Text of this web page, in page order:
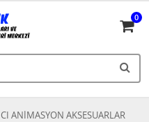
0
ANİMASYON AKSESUARLAR